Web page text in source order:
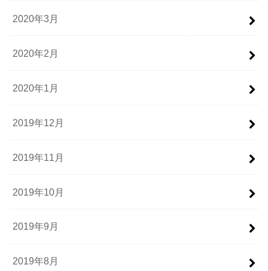
2020年3月
2020年2月
2020年1月
2019年12月
2019年11月
2019年10月
2019年9月
2019年8月